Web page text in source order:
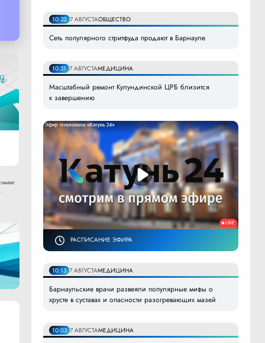
10:32 7 АВГУСТАОБЩЕСТВО
Сеть популярного стритфуда продают в Барнауле
10:31 7 АВГУСТАМЕДИЦИНА
Масштабный ремонт Кулундинской ЦРБ близится
к завершению
РАСПИСАНИЕ ЭФИРА
10:13 7 АВГУСТАМЕДИЦИНА
Барнаульские врачи развеяли популярные мифы о
хрусте в суставах и опасности разогревающих мазей
10:03 7 АВГУСТАМЕДИЦИНА